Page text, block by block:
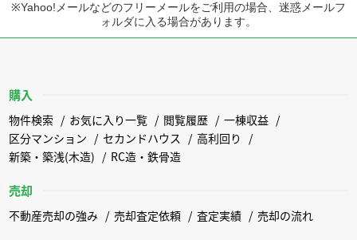
※Yahoo!メールなどのフリーメールをご利用の場合、迷惑メールフ
ォルダに入る場合があります。
購入
物件検索 お気に入り一覧 閲覧履歴
一棟収益
区分マンション
セカンドハウス
高利回り
新築・築浅(木造)
RC造・鉄骨造
売却
不動産売却の強み 売却査定依頼 査定実績 売却の流れ